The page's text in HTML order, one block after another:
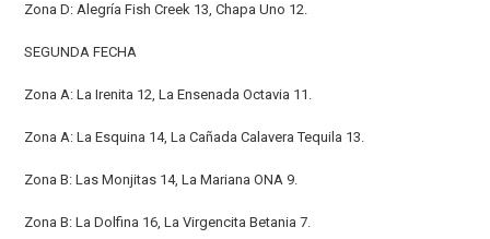
Zona D: Alegría Fish Creek 13, Chapa Uno 12.
SEGUNDA FECHA
Zona A: La Irenita 12, La Ensenada Octavia 11.
Zona A: La Esquina 14, La Cañada Calavera Tequila 13.
Zona B: Las Monjitas 14, La Mariana ONA 9.
Zona B: La Dolfina 16, La Virgencita Betania 7.